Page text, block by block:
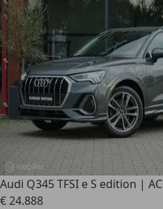
Audi Q345 TFSI e S edition |
€ 24.888